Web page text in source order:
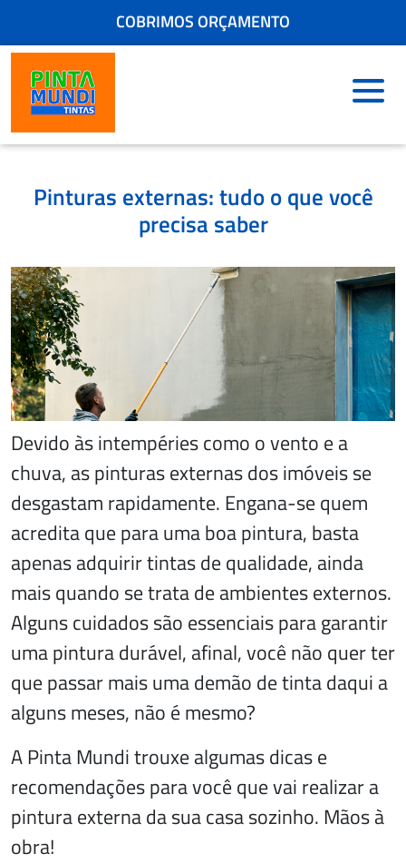
COBRIMOS ORÇAMENTO
ENCONTRE A LOJA MAIS PRÓXIMA
COMPRE PELO WHATSAPP
+ 5 MIL CORES PARA ESCOLHER NA HORA
Pinturas externas: tudo o que você
precisa saber
Devido às intempéries como o vento e a
chuva, as pinturas externas dos imóveis se
desgastam rapidamente. Engana-se quem
acredita que para uma boa pintura, basta
apenas adquirir tintas de qualidade, ainda
mais quando se trata de ambientes externos.
Alguns cuidados são essenciais para garantir
uma pintura durável, afinal, você não quer ter
que passar mais uma demão de tinta daqui a
alguns meses, não é mesmo?
A Pinta Mundi trouxe algumas dicas e
recomendações para você que vai realizar a
pintura externa da sua casa sozinho. Mãos à
obra!